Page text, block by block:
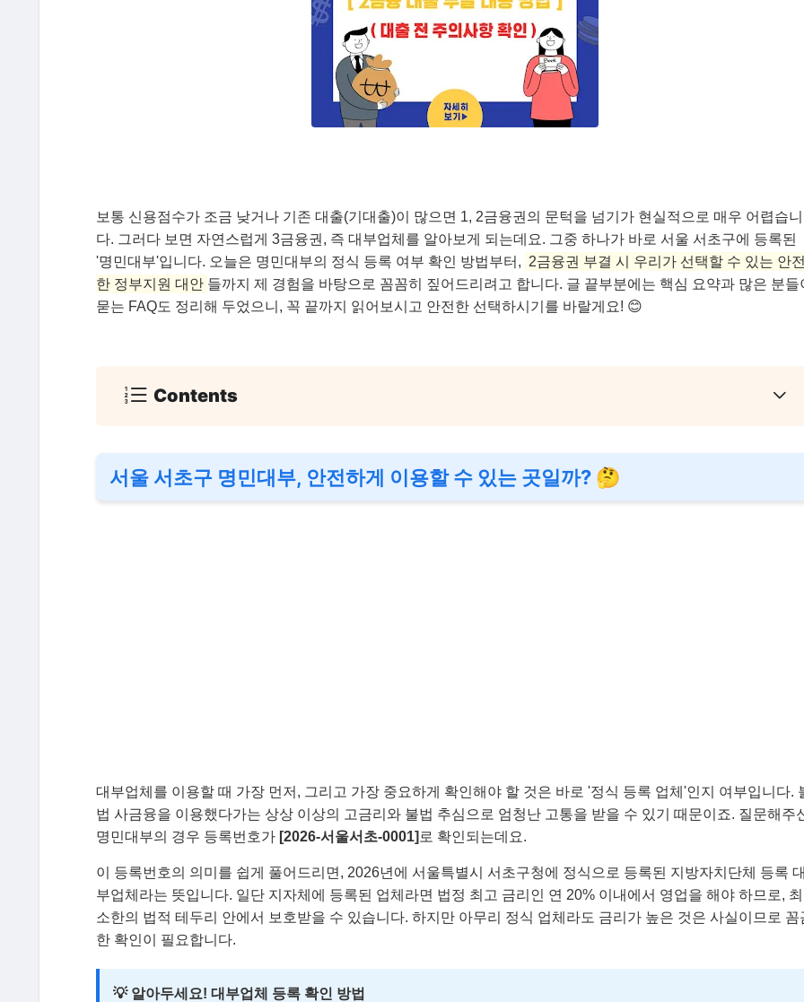
보통 신용점수가 조금 낮거나 기존 대출(기대출)이 많으면 1, 2금융권의 문턱을 넘기가 현실적으로 매우 어렵습니
다. 그러다 보면 자연스럽게 3금융권, 즉 대부업체를 알아보게 되는데요. 그중 하나가 바로 서울 서초구에 등록된
'명민대부'입니다. 오늘은 명민대부의 정식 등록 여부 확인 방법부터, 2금융권 부결 시 우리가 선택할 수 있는 안전
한 정부지원 대안 들까지 제 경험을 바탕으로 꼼꼼히 짚어드리려고 합니다. 글 끝부분에는 핵심 요약과 많은 분들
묻는 FAQ도 정리해 두었으니, 꼭 끝까지 읽어보시고 안전한 선택하시기를 바랄게요! 😊
Contents
서울 서초구 명민대부, 안전하게 이용할 수 있는 곳일까? 🤔
대부업체를 이용할 때 가장 먼저, 그리고 가장 중요하게 확인해야 할 것은 바로 '정식 등록 업체'인지 여부입니다.
법 사금융을 이용했다가는 상상 이상의 고금리와 불법 추심으로 엄청난 고통을 받을 수 있기 때문이죠. 질문해주
명민대부의 경우 등록번호가 [2026-서울서초-0001] 로 확인되는데요.
이 등록번호의 의미를 쉽게 풀어드리면, 2026년에 서울특별시 서초구청에 정식으로 등록된 지방자치단체 등록 대
부업체라는 뜻입니다. 일단 지자체에 등록된 업체라면 법정 최고 금리인 연 20% 이내에서 영업을 해야 하므로, 최
소한의 법적 테두리 안에서 보호받을 수 있습니다. 하지만 아무리 정식 업체라도 금리가 높은 것은 사실이므로 꼼
한 확인이 필요합니다.
💡 알아두세요! 대부업체 등록 확인 방법